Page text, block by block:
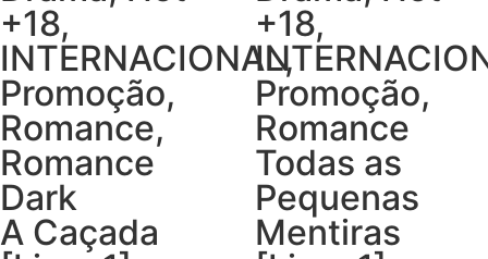
+18,
INTERNACIONAL,
Promoção,
Romance,
Romance
Dark
A Caçada
+18,
Promoção,
Romance
Todas as
Pequenas
Mentiras